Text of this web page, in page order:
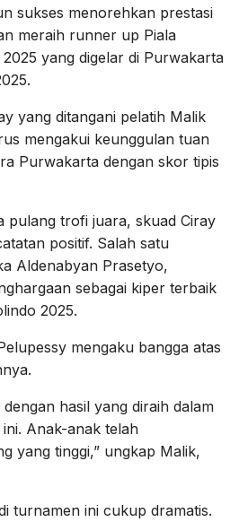
sukses menorehkan prestasi
meraih runner up Piala
yang digelar di Purwakarta
yang ditangani pelatih Malik
mengakui keunggulan tuan
Purwakarta dengan skor tipis
pulang trofi juara, skuad Ciray
positif. Salah satu
Aldenabyan Prasetyo,
sebagai kiper terbaik
2025.
mengaku bangga atas
hasil yang diraih dalam
Anak-anak telah
yang tinggi,” ungkap Malik,
turnamen ini cukup dramatis.